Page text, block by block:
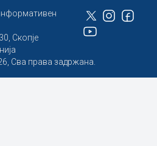
Скопје
Сва права задржана.